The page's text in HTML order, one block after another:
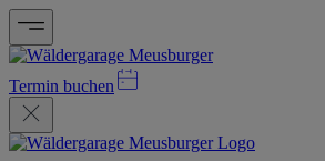
Termin buchen